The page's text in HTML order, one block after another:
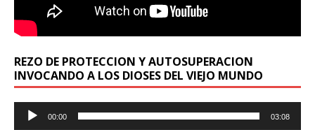
REZO DE PROTECCION Y AUTOSUPERACION
INVOCANDO A LOS DIOSES DEL VIEJO MUNDO
Reproductor
00:00 03:08